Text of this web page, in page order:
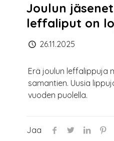
Joulun
leffaliput on
26.11.2025
Erä joulun leffalippuja
samantien. Uusia
vuoden puolella.
Jaa